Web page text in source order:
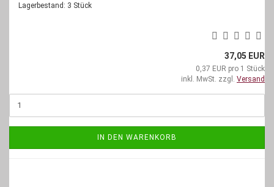
Lagerbestand: 3 Stück
37,05 EUR
0,37 EUR pro 1 Stück
inkl. MwSt. zzgl. Versand
IN DEN WARENKORB